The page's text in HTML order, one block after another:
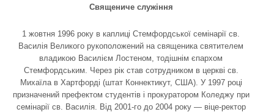
Священиче служіння
1 жовтня 1996 року в каплиці Стемфордської семінарії св.
Василія Великого рукоположений на священика святителем
владикою Василієм Лостеном, тодішнім єпархом
Стемфордським. Через рік став сотрудником в церкві св.
Михаїла в Хартфорді (штат Коннектикут, США). У 1997 році
призначений префектом студентів і прокуратором Коледжу при
семінарії св. Василія. Від 2001-го до 2004 року — віце-ректор